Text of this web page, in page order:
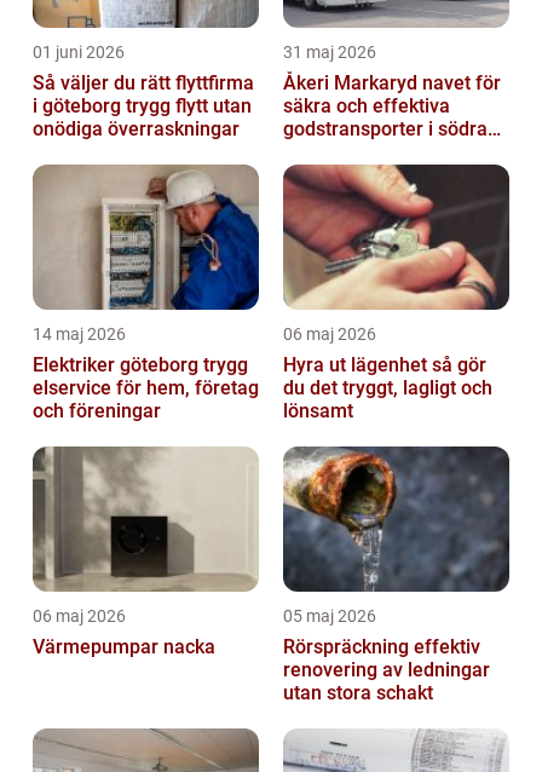
01 juni 2026
Så väljer du rätt flyttfirma
i göteborg trygg flytt utan
onödiga överraskningar
31 maj 2026
Åkeri Markaryd navet för
säkra och effektiva
godstransporter i södra
14 maj 2026
Elektriker göteborg trygg
elservice för hem, företag
och föreningar
06 maj 2026
Hyra ut lägenhet så gör
du det tryggt, lagligt och
lönsamt
06 maj 2026
Värmepumpar nacka
05 maj 2026
Rörspräckning effektiv
renovering av ledningar
utan stora schakt